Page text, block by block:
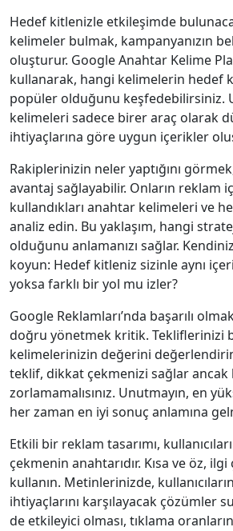
Hedef kitlenizle etkileşimde
kelimeler bulmak, kampanyanızın
oluşturur. Google Anahtar Kelime
kullanarak, hangi kelimelerin hedef
popüler olduğunu keşfedebilirsiniz.
kelimeleri sadece birer araç olarak
ihtiyaçlarına göre uygun içerikler
Rakiplerinizin neler yaptığını
avantaj sağlayabilir. Onların reklam
kullandıkları anahtar kelimeleri ve
analiz edin. Bu yaklaşım, hangi
olduğunu anlamanızı sağlar.
koyun: Hedef kitleniz sizinle aynı
yoksa farklı bir yol mu izler?
Google Reklamları’nda başarılı
doğru yönetmek kritik. Tekliflerinizi
kelimelerinizin değerini
teklif, dikkat çekmenizi sağlar ancak
zorlamamalısınız. Unutmayın, en
her zaman en iyi sonuç anlamına
Etkili bir reklam tasarımı,
çekmenin anahtarıdır. Kısa ve öz,
kullanın. Metinlerinizde,
ihtiyaçlarını karşılayacak çözümler
de etkileyici olması, tıklama